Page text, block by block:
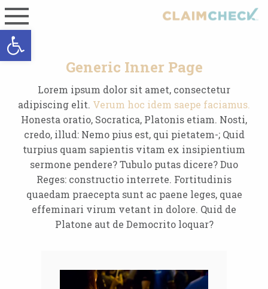
Open toolbar
Generic Inner Page
Lorem ipsum dolor sit amet, consectetur
adipiscing elit. Verum hoc idem saepe faciamus.
Honesta oratio, Socratica, Platonis etiam. Nosti,
credo, illud: Nemo pius est, qui pietatem-; Quid
turpius quam sapientis vitam ex insipientium
sermone pendere? Tubulo putas dicere? Duo
Reges: constructio interrete. Fortitudinis
quaedam praecepta sunt ac paene leges, quae
effeminari virum vetant in dolore. Quid de
Platone aut de Democrito loquar?